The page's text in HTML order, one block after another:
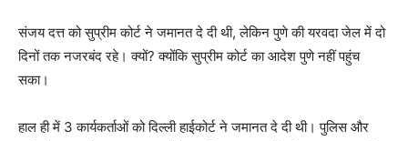
संजय दत्त को सुप्रीम कोर्ट ने जमानत दे दी थी,लेकिन पुणे की यरवदा जेल में दो
दिनों तक नजरबंद रहे। क्यों?क्योंकि सुप्रीम कोर्ट का आदेश पुणे नहीं पहुंच
सका।
हाल ही में 3 कार्यकर्ताओं को दिल्ली हाईकोर्ट ने जमानत दे दी थी। पुलिस और